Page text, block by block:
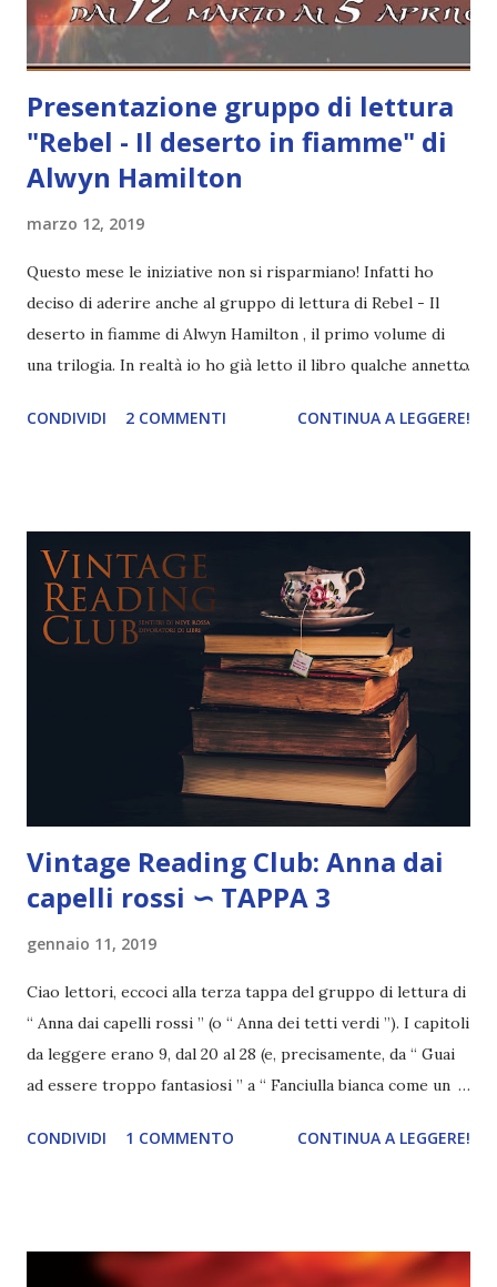
avventure. ⏵ Non so se ess...
Presentazione gruppo di lettura
"Rebel - Il deserto in fiamme" di
Alwyn Hamilton
marzo 12, 2019
Questo mese le iniziative non si risparmiano! Infatti ho
deciso di aderire anche al gruppo di lettura di Rebel - Il
deserto in fiamme di Alwyn Hamilton , il primo volume di
una trilogia. In realtà io ho già letto il libro qualche annetto
non ho mai saputo se fosse colpa mia perché diciamo che
piacermi o meno. Quindi ho approfittato di questa iniziativa
per rileggerlo! Dita incrociate :D
CONDIVIDI 2 COMMENTI CONTINUA A LEGGERE!
Vintage Reading Club: Anna dai
capelli rossi ∽ TAPPA 3
gennaio 11, 2019
Ciao lettori, eccoci alla terza tappa del gruppo di lettura di
“ Anna dai capelli rossi ” (o “ Anna dei tetti verdi ”). I capitoli
da leggere erano 9, dal 20 al 28 (e, precisamente, da “ Guai
ad essere troppo fantasiosi ” a “ Fanciulla bianca come un
Presentazione iniziativa Vintage Reading Club Anna si trova
Anna e spesso è severa, ma non si è mai pentita di averla
CONDIVIDI 1 COMMENTO CONTINUA A LEGGERE!